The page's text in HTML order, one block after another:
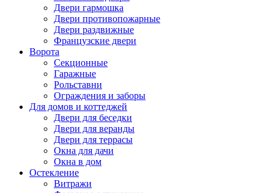
Двери гармошка
Двери противопожарные
Двери раздвижные
Французские двери
Ворота
Секционные
Гаражные
Рольставни
Ограждения и заборы
Для домов и коттеджей
Двери для беседки
Двери для веранды
Двери для террасы
Окна для дачи
Окна в дом
Остекление
Витражи